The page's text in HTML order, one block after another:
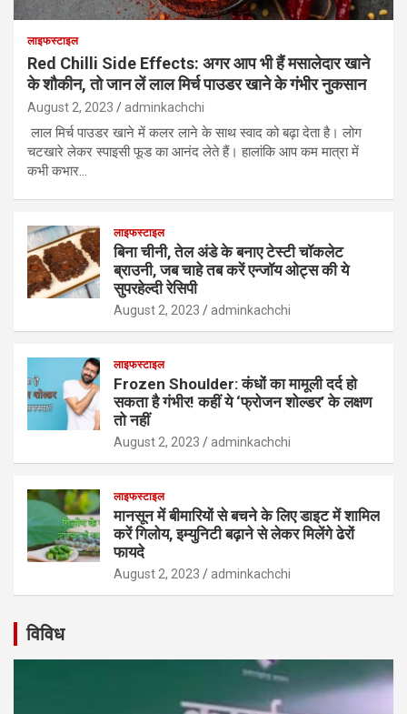
लाइफस्टाइल
Red Chilli Side Effects: अगर आप भी हैं मसालेदार खाने
के शौकीन, तो जान लें लाल मिर्च पाउडर खाने के गंभीर नुकसान
August 2, 2023 adminkachchi
लाल मिर्च पाउडर खाने में कलर लाने के साथ स्वाद को बढ़ा देता है। लोग
चटखारे लेकर स्पाइसी फूड का आनंद लेते हैं। हालांकि आप कम मात्रा में
कभी कभार…
लाइफस्टाइल
बिना चीनी, तेल अंडे के बनाए टेस्टी चॉकलेट
ब्राउनी, जब चाहे तब करें एन्जॉय ओट्स की ये
सुपरहेल्दी रेसिपी
August 2, 2023 adminkachchi
लाइफस्टाइल
Frozen Shoulder: कंधों का मामूली दर्द हो
सकता है गंभीर! कहीं ये ‘फ्रोजन शोल्डर’ के लक्षण
तो नहीं
August 2, 2023 adminkachchi
लाइफस्टाइल
मानसून में बीमारियों से बचने के लिए डाइट में शामिल
करें गिलोय, इम्युनिटी बढ़ाने से लेकर मिलेंगे ढेरों
फायदे
August 2, 2023 adminkachchi
विविध